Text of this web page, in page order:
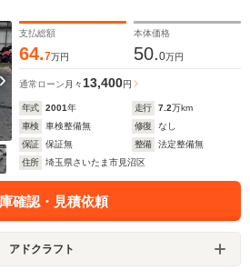
支払総額
64.7万円
本体価格
50.0万円
通常ローン 月々13,400円
年式 2001年 走行 7.2万km
車検
車検整備無 修復
なし
保証
保証無 整備
法定整備無
住所
埼玉県さいたま市見沼区
確認・見積依頼
アドクラフト